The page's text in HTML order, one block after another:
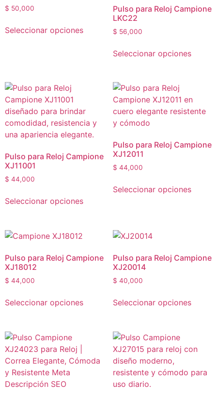
$ 50,000
Seleccionar opciones
Pulso para Reloj Campione
LKC22
$ 56,000
Seleccionar opciones
Pulso para Reloj Campione
XJ11001
$ 44,000
Seleccionar opciones
Pulso para Reloj Campione
XJ12011
$ 44,000
Seleccionar opciones
Pulso para Reloj Campione
XJ18012
$ 44,000
Seleccionar opciones
Pulso para Reloj Campione
XJ20014
$ 40,000
Seleccionar opciones